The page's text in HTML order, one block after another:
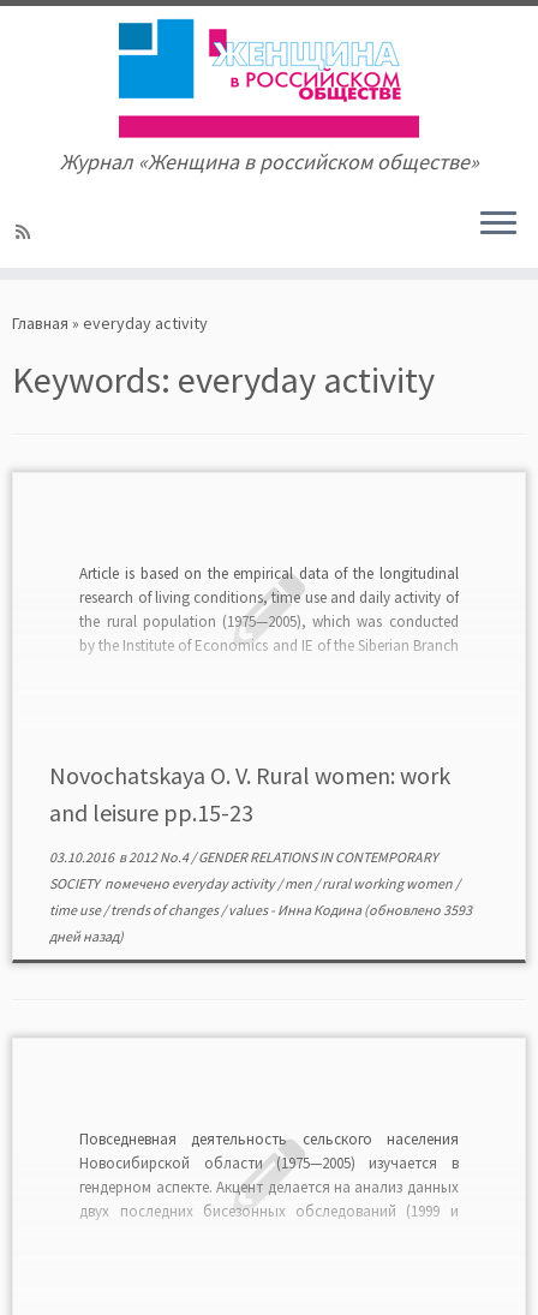
to
Журнал «Женщина в российском обществе»
Главная » everyday activity
Keywords: everyday activity
Article is based on the empirical data of the longitudinal
research of living conditions, time use and daily activity of
the rural population (1975—2005), which was conducted
by the Institute of Economics and IE of the Siberian Branch
Novochatskaya O. V. Rural women: work
and leisure pp.15-23
03.10.2016в2012 No.4/GENDER RELATIONS IN CONTEMPORARY
SOCIETYпомечено everyday activity/men /rural working women /
time use/trends of changes/values- Инна Кодина(обновлено 3593
дней назад)
Повседневная деятельность сельского населения
Новосибирской области (1975—2005) изучается в
гендерном аспекте. Акцент делается на анализ данных
двух последних бисезонных обследований (1999 и